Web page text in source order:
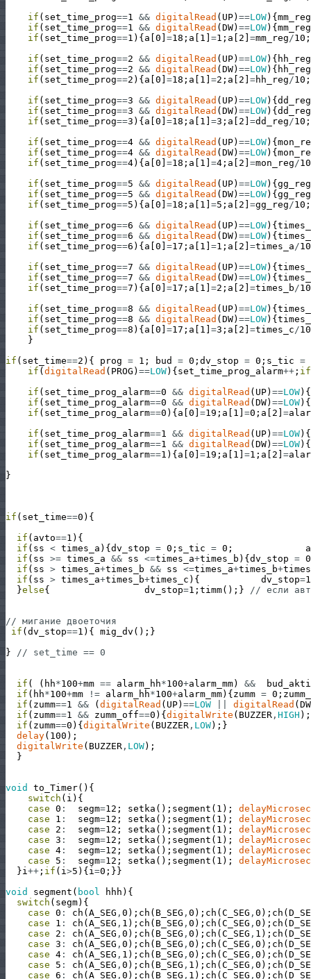
if ( set_time_prog==1 && digitalRead ( UP) ==LOW) {mm_reg
if ( set_time_prog==1 && digitalRead (DW) ==LOW) {mm_reg
if ( set_time_prog==1 ) {a [0 ] =18 ; a [ 1 ] =1 ; a [ 2 ] =mm_reg /10 ;
if ( set_time_prog==2 && digitalRead ( UP) ==LOW) { hh_reg
if ( set_time_prog==2 && digitalRead (DW) ==LOW) { hh_reg
if ( set_time_prog==2 ) {a [0 ] =18 ; a [ 1 ] =2 ; a [ 2 ] =hh_reg /10 ;
if ( set_time_prog==3 && digitalRead ( UP) ==LOW) {dd_reg
if ( set_time_prog==3 && digitalRead (DW) ==LOW) {dd_reg
if ( set_time_prog==3 ) {a [0 ] =18 ; a [ 1 ] =3 ; a [ 2 ] =dd_reg /10 ;
if ( set_time_prog==4 && digitalRead ( UP) ==LOW) {
if ( set_time_prog==4 && digitalRead (DW) ==LOW) {
if ( set_time_prog==4) {a [0 ] =18 ; a [ 1 ] =4 ; a [ 2 ] =mon_reg /10
if ( set_time_prog==5 && digitalRead ( UP) ==LOW) {gg_reg
if ( set_time_prog==5 && digitalRead (DW) ==LOW) {gg_reg
if ( set_time_prog==5 ) {a [0 ] =18 ; a [ 1 ] =5 ; a [ 2 ] =gg_reg /10 ;
if ( set_time_prog==6 && digitalRead ( UP) ==LOW) {
if ( set_time_prog==6 && digitalRead (DW) ==LOW) {
if ( set_time_prog==6 ) {a [0 ] =17 ; a [ 1 ] =1 ; a [ 2 ] =times_a /10
if ( set_time_prog==7 && digitalRead ( UP) ==LOW) {
if ( set_time_prog==7 && digitalRead (DW) ==LOW) {
if ( set_time_prog==7 ) {a [0 ] =17 ; a [ 1 ] =2 ; a [ 2 ] =times_b /10
if ( set_time_prog==8 && digitalRead ( UP) ==LOW) {
if ( set_time_prog==8 && digitalRead (DW) ==LOW) {
if ( set_time_prog==8 ) {a [0 ] =17 ; a [ 1 ] =3 ; a [ 2 ] =times_c /10
}
if ( set_time==2 ) { prog = 1 ; bud = 0 ; dv_stop = 0 ; s_tic =
if (digitalRead ( PROG ) ==LOW) {set_time_prog_alarm++ ; if
if ( set_time_prog_alarm==0 && digitalRead ( UP) ==LOW) {
if ( set_time_prog_alarm==0 && digitalRead (DW) ==LOW) {
if ( set_time_prog_alarm==0 ) {a [0 ] =19 ; a [ 1 ] =0 ; a [ 2 ] =
if ( set_time_prog_alarm==1 && digitalRead ( UP) ==LOW) {
if ( set_time_prog_alarm==1 && digitalRead (DW) ==LOW) {
if ( set_time_prog_alarm==1 ) {a [0 ] =19 ; a [ 1 ] =1 ; a [ 2 ] =
}
if ( set_time==0 ) {
if ( avto==1 ) {
if ( ss < times_a ) {dv_stop = 0 ; s_tic = 0 ;
a
if ( ss >= times_a && ss <=times_a+times_b ) {dv_stop = 0
if ( ss > times_a+times_b && ss <=times_a+times_b+
if ( ss > times_a+times_b+times_c ) { dv_stop=1
}else{ dv_stop=1 ; timm( ) ; } // если
// мигание двоеточия
if (dv_stop==1 ) { mig_dv ( ) ; }
}
// set_time == 0
if ( ( hh*100+mm == alarm_hh*100+alarm_mm) &&
if ( hh*100+mm != alarm_hh*100+alarm_mm) {zumm = 0 ;
if ( zumm==1 && (digitalRead ( UP) ==LOW digitalRead (DW
if ( zumm==1 && zumm_off==0 ) {digitalWrite ( BUZZER , HIGH ) ;
if ( zumm==0 ) {digitalWrite ( BUZZER , LOW) ; }
delay( 100 ) ;
digitalWrite ( BUZZER , LOW) ;
}
void to_Timer( ) {
switch ( i ) {
case 0 : segm=12 ; setka ( ) ; segment ( 1 ) ;
case
1 : segm=12 ; setka ( ) ; segment ( 1 ) ;
case
2 : segm=12 ; setka ( ) ; segment ( 1 ) ;
case 3 : segm=12 ; setka ( ) ; segment ( 1 ) ;
case 4 : segm=12 ; setka ( ) ; segment ( 1 ) ;
case
5 : segm=12 ; setka ( ) ; segment ( 1 ) ;
}i ++ ; if ( i >5 ) {i =0 ; }}
void
segment ( bool hhh ) {
switch ( segm) {
case 0 : ch (A_SEG , 0 ) ; ch ( B_SEG , 0 ) ; ch (C_SEG , 0 ) ; ch (
case
1 : ch (A_SEG , 1 ) ; ch ( B_SEG , 0 ) ; ch (C_SEG , 0 ) ; ch (
case
2 : ch (A_SEG , 0 ) ; ch ( B_SEG , 0 ) ; ch (C_SEG , 1 ) ; ch (
case 3 : ch (A_SEG , 0 ) ; ch ( B_SEG , 0 ) ; ch (C_SEG , 0 ) ; ch (
case 4 : ch (A_SEG , 1 ) ; ch ( B_SEG , 0 ) ; ch (C_SEG , 0 ) ; ch (
case
5 : ch (A_SEG , 0 ) ; ch ( B_SEG , 1 ) ; ch (C_SEG , 0 ) ; ch (
case 6 : ch (A_SEG , 0 ) ; ch ( B_SEG , 1 ) ; ch (C_SEG , 0 ) ; ch (